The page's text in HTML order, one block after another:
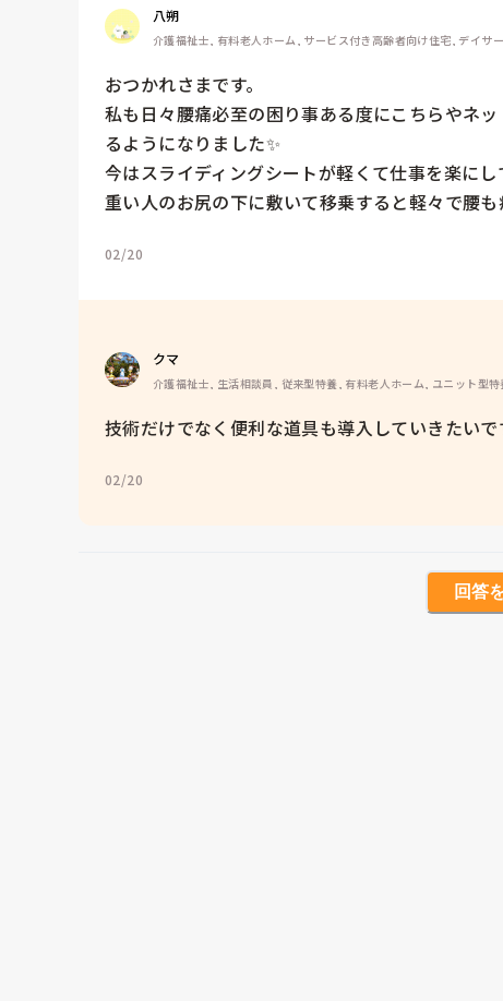
八朔
介護福祉士, 有料老人ホーム, サービス付き高齢者向け住宅, デイサ
おつかれさまです。
私も日々腰痛必至の困り事ある度にこちらやネ
るようになりました✨
今はスライディングシートが軽くて仕事を楽に
重い人のお尻の下に敷いて移乗すると軽々で腰も
02/20
クマ
介護福祉士, 生活相談員, 従来型特養, 有料老人ホーム, ユニット型
技術だけでなく便利な道具も導入していきたいで
02/20
回答